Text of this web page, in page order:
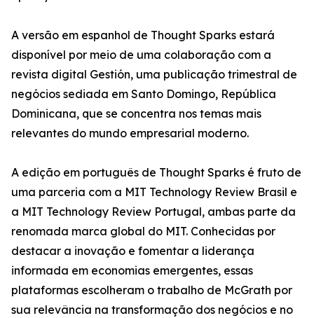
A versão em espanhol de Thought Sparks estará
disponível por meio de uma colaboração com a
revista digital Gestión, uma publicação trimestral de
negócios sediada em Santo Domingo, República
Dominicana, que se concentra nos temas mais
relevantes do mundo empresarial moderno.
A edição em português de Thought Sparks é fruto de
uma parceria com a MIT Technology Review Brasil e
a MIT Technology Review Portugal, ambas parte da
renomada marca global do MIT. Conhecidas por
destacar a inovação e fomentar a liderança
informada em economias emergentes, essas
plataformas escolheram o trabalho de McGrath por
sua relevância na transformação dos negócios e no